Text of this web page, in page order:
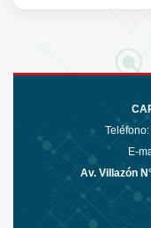
E-
Av. Villazón